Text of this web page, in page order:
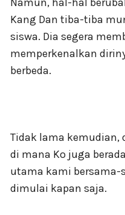
Kang Dan tiba-tiba
siswa. Dia segera
memperkenalkan
berbeda.
Tidak lama kemudian,
di mana Ko juga
utama kami bersama-
dimulai kapan saja.